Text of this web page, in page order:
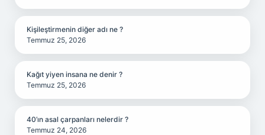
Kişileştirmenin diğer adı ne ?
Temmuz 25, 2026
Kağıt yiyen insana ne denir ?
Temmuz 25, 2026
40’ın asal çarpanları nelerdir ?
Temmuz 24, 2026